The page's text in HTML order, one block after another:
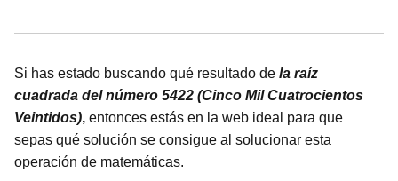
Si has estado buscando qué resultado de la raíz
cuadrada del número 5422 (Cinco Mil Cuatrocientos
Veintidos), entonces estás en la web ideal para que
sepas qué solución se consigue al solucionar esta
operación de matemáticas.